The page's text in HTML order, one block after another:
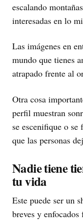
escalando
interesadas en lo
Las imágenes en
mundo que tienes
atrapado frente al
Otra cosa
perfil muestran
se escenifique o se
que las personas
Nadie tiene
tu vida
Este puede ser un
breves y